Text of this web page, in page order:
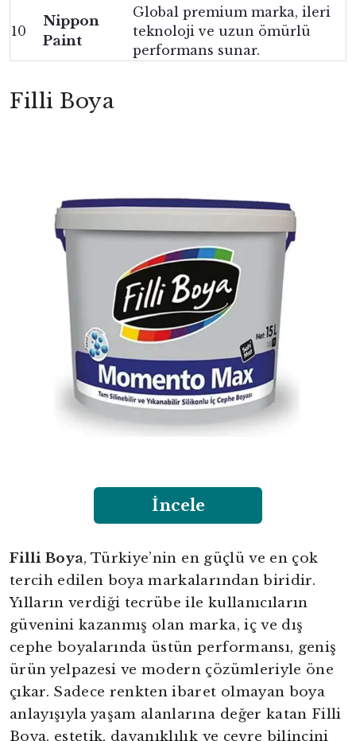
10
Nippon
Paint
Global premium marka, ileri
teknoloji ve uzun ömürlü
performans sunar.
Filli Boya
İncele
Filli Boya, Türkiye’nin en güçlü ve en çok
tercih edilen boya markalarından biridir.
Yılların verdiği tecrübe ile kullanıcıların
güvenini kazanmış olan marka, iç ve dış
cephe boyalarında üstün performansı, geniş
ürün yelpazesi ve modern çözümleriyle öne
çıkar. Sadece renkten ibaret olmayan boya
anlayışıyla yaşam alanlarına değer katan Filli
Boya, estetik, dayanıklılık ve çevre bilincini